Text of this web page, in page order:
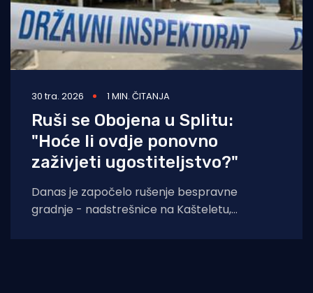
30 tra. 2026 1 MIN. ČITANJA
Ruši se Obojena u Splitu:
"Hoće li ovdje ponovno
zaživjeti ugostiteljstvo?"
Danas je započelo rušenje bespravne
gradnje - nadstrešnice na Kašteletu,